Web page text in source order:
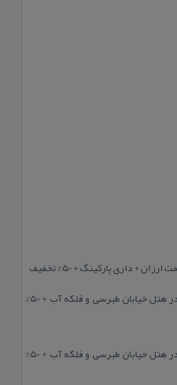
+ داری پارکینگ + 50% تخفیف
لیست هتل آپارتمان های مشهد در هتل خیابان طبرسی و فلکه آب + 50%
لیست هتل آپارتمان های مشهد در هتل خیابان طبرسی و فلکه آب + 50%